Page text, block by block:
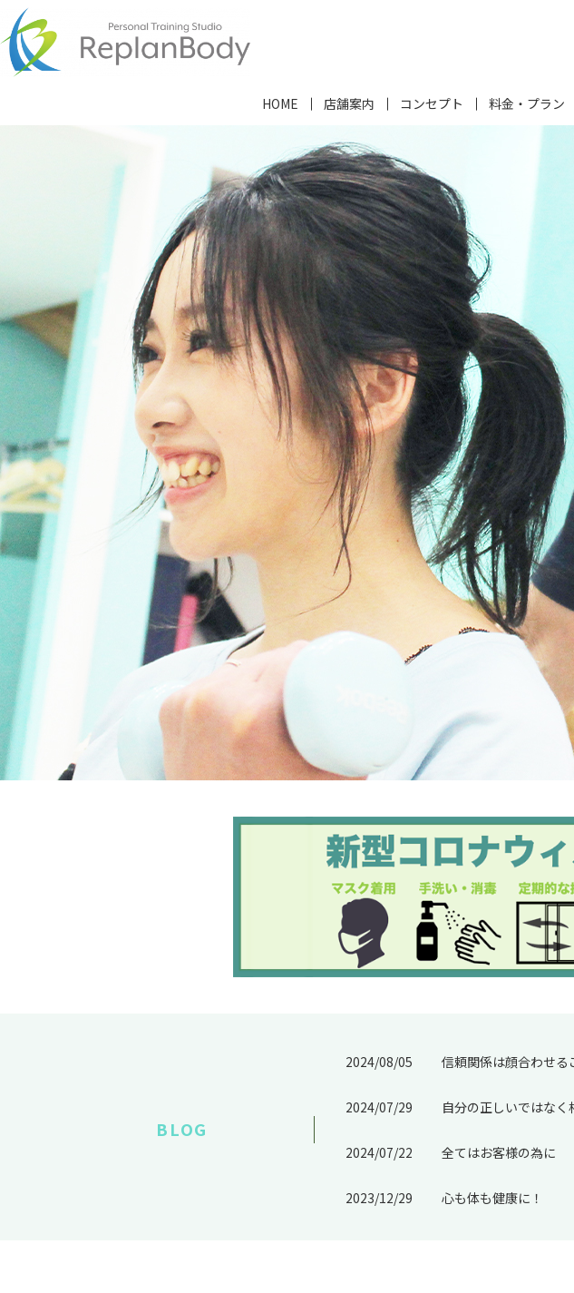
HOME 店舗案内 コンセプト 料金・プラン
BLOG
2024/08/05 信頼関係は顔合わせる
2024/07/29 自分の正しいではな
2024/07/22 全てはお客様の為に
2023/12/29 心も体も健康に！